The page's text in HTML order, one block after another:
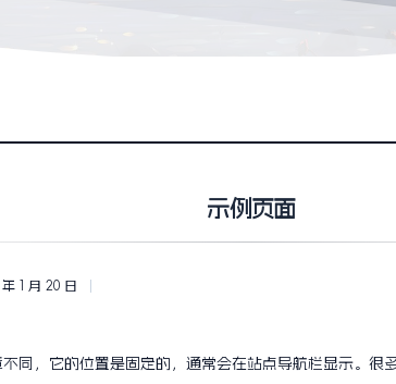
示例页面
1 月 20 日
同，它的位置是固定的，通常会在站点导航栏显示。很